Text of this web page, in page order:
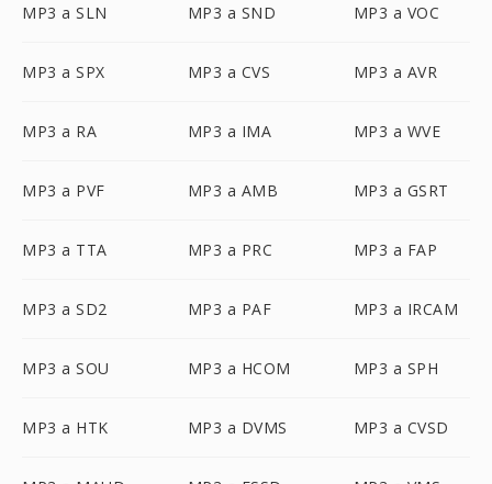
MP3 a SLN MP3 a SND MP3 a VOC
MP3 a SPX MP3 a CVS MP3 a AVR
MP3 a RA MP3 a IMA MP3 a WVE
MP3 a PVF MP3 a AMB MP3 a GSRT
MP3 a TTA MP3 a PRC MP3 a FAP
MP3 a SD2 MP3 a PAF MP3 a IRCAM
MP3 a SOU MP3 a HCOM MP3 a SPH
MP3 a HTK MP3 a DVMS MP3 a CVSD